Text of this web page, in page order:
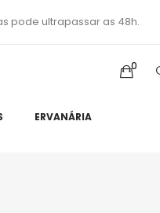
pode ultrapassar as 48h.
0
ERVANÁRIA